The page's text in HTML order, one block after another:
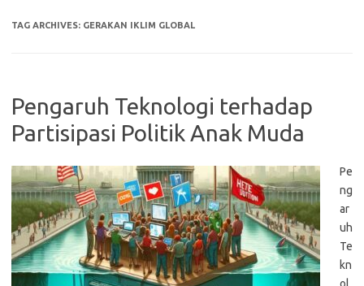
TAG ARCHIVES: GERAKAN IKLIM GLOBAL
Pengaruh Teknologi terhadap
Partisipasi Politik Anak Muda
Pe
ng
ar
uh
Te
kn